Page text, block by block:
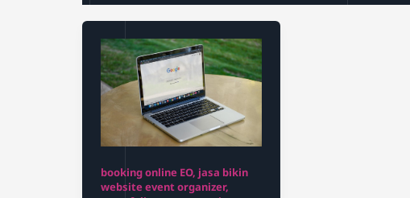
booking online EO, jasa bikin
website event organizer,